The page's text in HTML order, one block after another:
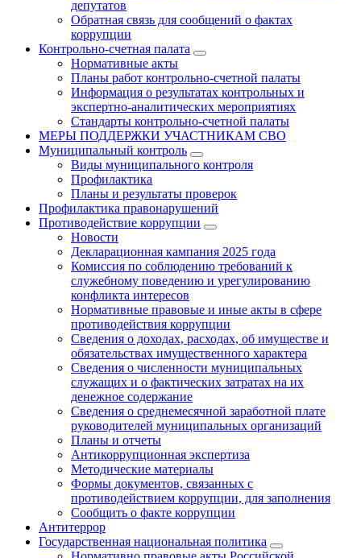
депутатов
Обратная связь для сообщений о фактах
коррупции
Контрольно-счетная палата
Нормативные акты
Планы работ контрольно-счетной палаты
Информация о результатах контрольных и
экспертно-аналитических мероприятиях
Стандарты контрольно-счетной палаты
МЕРЫ ПОДДЕРЖКИ УЧАСТНИКАМ СВО
Муниципальный контроль
Виды муниципального контроля
Профилактика
Планы и результаты проверок
Профилактика правонарушений
Противодействие коррупции
Новости
Декларационная кампания 2025 года
Комиссия по соблюдению требований к
служебному поведению и урегулированию
конфликта интересов
Нормативные правовые и иные акты в сфере
противодействия коррупции
Сведения о доходах, расходах, об имуществе и
обязательствах имущественного характера
Сведения о численности муниципальных
служащих и о фактических затратах на их
денежное содержание
Сведения о среднемесячной заработной плате
руководителей муниципальных организаций
Планы и отчеты
Антикоррупционная экспертиза
Методические материалы
Формы документов, связанных с
противодействием коррупции, для заполнения
Сообщить о факте коррупции
Антитеррор
Государственная национальная политика